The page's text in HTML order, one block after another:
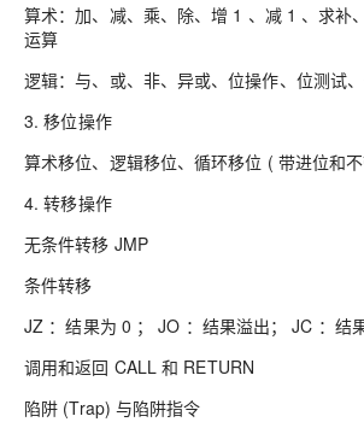
算术：加、减、乘、除、增 1 、减 1 、求补
运算
逻辑：与、或、非、异或、位操作、位测试
3. 移位操作
算术移位、逻辑移位、循环移位 ( 带进位和
4. 转移操作
无条件转移 JMP
条件转移
JZ ：结果为 0 ； JO ：结果溢出； JC ：结
调用和返回 CALL 和 RETURN
陷阱 (Trap) 与陷阱指令